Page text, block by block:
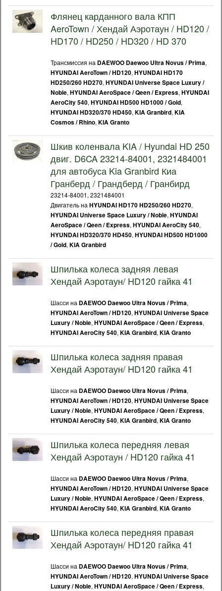
Флянец карданного вала КПП
AeroTown / Хендай Аэротаун / HD120 /
HD170 / HD250 / HD320 / HD 370
Трансмиссия на DAEWOO Daewoo Ultra Novus / Prima,
HYUNDAI AeroTown / HD120, HYUNDAI HD170
HD250/260 HD270, HYUNDAI Universe Space Luxury /
Noble, HYUNDAI AeroSpace / Qeen / Express, HYUNDAI
AeroCity 540, HYUNDAI HD500 HD1000 / Gold,
HYUNDAI HD320/370 HD450, KIA Granbird, KIA
Cosmos / Rhino, KIA Granto
Шкив коленвала KIA / Hyundai HD 250
двиг. D6CA 23214-84001, 2321484001
для автобуса Kia Granbird Киа
Гранберд / Грандберд / Гранбирд
23214-84001, 2321484001
Двигатель на HYUNDAI HD170 HD250/260 HD270,
HYUNDAI Universe Space Luxury / Noble, HYUNDAI
AeroSpace / Qeen / Express, HYUNDAI AeroCity 540,
HYUNDAI HD320/370 HD450, HYUNDAI HD500 HD1000
/ Gold, KIA Granbird
Шпилька колеса задняя левая
Хендай Аэротаун/ HD120 гайка 41
Шасси на DAEWOO Daewoo Ultra Novus / Prima,
HYUNDAI AeroTown / HD120, HYUNDAI Universe Space
Luxury / Noble, HYUNDAI AeroSpace / Qeen / Express,
HYUNDAI AeroCity 540, KIA Granbird, KIA Granto
Шпилька колеса задняя правая
Хендай Аэротаун/ HD120 гайка 41
Шасси на DAEWOO Daewoo Ultra Novus / Prima,
HYUNDAI AeroTown / HD120, HYUNDAI Universe Space
Luxury / Noble, HYUNDAI AeroSpace / Qeen / Express,
HYUNDAI AeroCity 540, KIA Granbird, KIA Granto
Шпилька колеса передняя левая
Хендай Аэротаун / HD120 гайка 41
Шасси на DAEWOO Daewoo Ultra Novus / Prima,
HYUNDAI AeroTown / HD120, HYUNDAI Universe Space
Luxury / Noble, HYUNDAI AeroSpace / Qeen / Express,
HYUNDAI AeroCity 540, KIA Granbird, KIA Granto
Шпилька колеса передняя правая
Хендай Аэротаун/ HD120 гайка 41
Шасси на DAEWOO Daewoo Ultra Novus / Prima,
HYUNDAI AeroTown / HD120, HYUNDAI Universe Space
Luxury / Noble, HYUNDAI AeroSpace / Qeen / Express,